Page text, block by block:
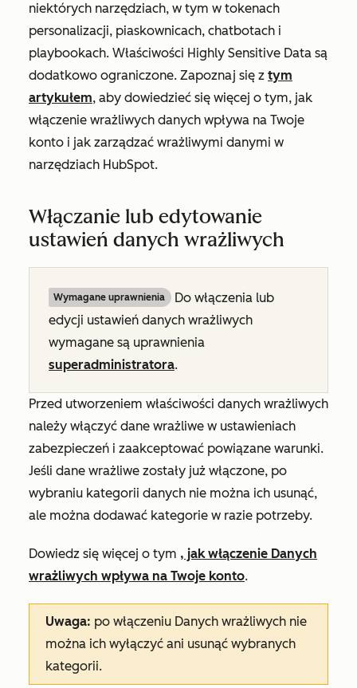
niektórych narzędziach, w tym w tokenach
personalizacji, piaskownicach, chatbotach i
playbookach. Właściwości Highly Sensitive Data są
dodatkowo ograniczone. Zapoznaj się z tym
artykułem, aby dowiedzieć się więcej o tym, jak
włączenie wrażliwych danych wpływa na Twoje
konto i jak zarządzać wrażliwymi danymi w
narzędziach HubSpot.
Włączanie lub edytowanie
ustawień danych wrażliwych
Wymagane uprawnienia
Do włączenia lub
edycji ustawień danych wrażliwych
wymagane są uprawnienia
superadministratora.
Przed utworzeniem właściwości danych wrażliwych
należy włączyć dane wrażliwe w ustawieniach
zabezpieczeń i zaakceptować powiązane warunki.
Jeśli dane wrażliwe zostały już włączone, po
wybraniu kategorii danych nie można ich usunąć,
ale można dodawać kategorie w razie potrzeby.
Dowiedz się więcej o tym , jak włączenie Danych
wrażliwych wpływa na Twoje konto.
Uwaga: po włączeniu Danych wrażliwych nie
można ich wyłączyć ani usunąć wybranych
kategorii.